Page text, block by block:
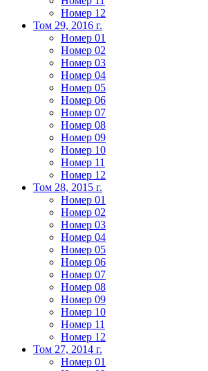
Номер 12
Том 29, 2016 г.
Номер 01
Номер 02
Номер 03
Номер 04
Номер 05
Номер 06
Номер 07
Номер 08
Номер 09
Номер 10
Номер 11
Номер 12
Том 28, 2015 г.
Номер 01
Номер 02
Номер 03
Номер 04
Номер 05
Номер 06
Номер 07
Номер 08
Номер 09
Номер 10
Номер 11
Номер 12
Том 27, 2014 г.
Номер 01